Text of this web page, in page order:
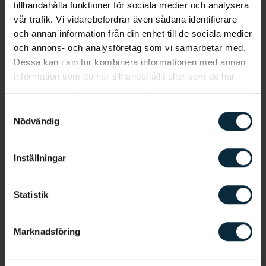
tillhandahålla funktioner för sociala medier och analysera
vår trafik. Vi vidarebefordrar även sådana identifierare
och annan information från din enhet till de sociala medier
och annons- och analysföretag som vi samarbetar med.
Dessa kan i sin tur kombinera informationen med annan
information som du har tillhandahållit eller som de har
Nödvändig
Inställningar
Statistik
Marknadsföring
Karin Qvist, klinikchef i Norrköping
I grunden beskriver Karin sig som en glad och
många olika roller på kliniken bland annat har hon
operationer. På senare har Karin axlat rollen som